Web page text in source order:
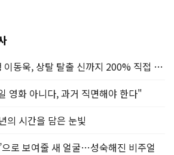
'액션 가이' 재탄생 이동욱, 상탈 탈출 신까지 200% 직접 소화
영화 아니다, 과거 직면해야 한다"
의 시간을 담은 눈빛
으로 보여줄 새 얼굴…성숙해진 비주얼